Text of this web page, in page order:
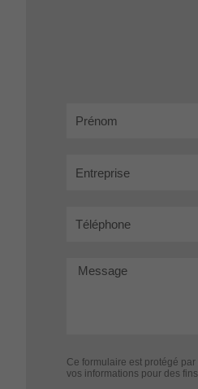
Message
Ce formulaire est protégé par
vos informations pour des